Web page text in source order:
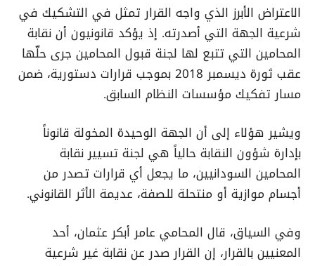
الاعتراض الأبرز الذي واجه القرار تمثل في التشكيك في
شرعية الجهة التي أصدرته. إذ يؤكد قانونيون أن نقابة
المحامين التي تتبع لها لجنة قبول المحامين جرى حلّها
عقب ثورة ديسمبر 2018 بموجب قرارات دستورية، ضمن
مسار تفكيك مؤسسات النظام السابق.
ويشير هؤلاء إلى أن الجهة الوحيدة المخولة قانوناً
بإدارة شؤون النقابة حالياً هي لجنة تسيير نقابة
المحامين السودانيين، ما يجعل أي قرارات تصدر من
أجسام موازية أو منتحلة للصفة، عديمة الأثر القانوني.
وفي السياق، قال المحامي عامر أبكر عثمان، أحد
المعنيين بالقرار، إن القرار صدر عن نقابة غير شرعية